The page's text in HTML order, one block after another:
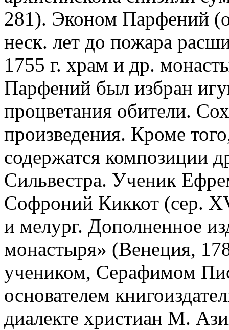
281). Эконом Парфений
неск. лет до пожара
1755 г. храм и др.
Парфений был избран
процветания обители.
произведения. Кроме
содержатся композиции
Сильвестра. Ученик
Софроний Киккот (сер.
и мелург. Дополненное
монастыря» (Венеция,
учеником, Серафимом
основателем
диалекте христиан М.